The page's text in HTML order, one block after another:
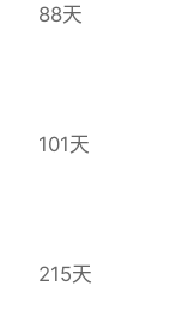
88天
101天
215天